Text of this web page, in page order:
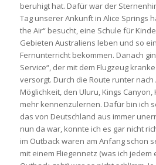
beruhigt hat. Dafür war der
Tag unserer Ankunft in Alice Springs
the Air“ besucht, eine Schule für
Gebieten Australiens leben und so
Fernunterricht bekommen. Danach
Service“, der mit dem Flugzeug
versorgt. Durch die Route runter
Möglichkeit, den Uluru, Kings
mehr kennenzulernen. Dafür bin ich
das von Deutschland aus immer
nun da war, konnte ich es gar nicht
im Outback waren am Anfang schon
mit einem Fliegennetz (was ich